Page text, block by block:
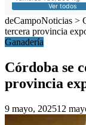
Ver todos
deCampoNoticias >
tercera provincia
Ganadería
Córdoba se
provincia
9 mayo, 202512